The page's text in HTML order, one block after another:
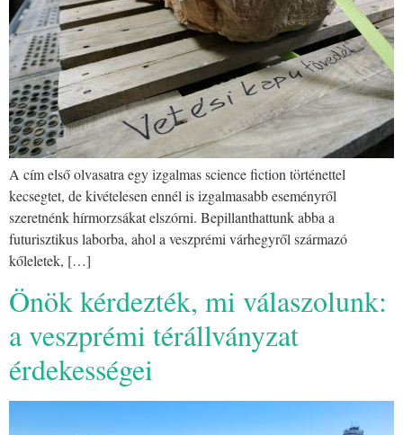
A cím első olvasatra egy izgalmas science fiction történettel
kecsegtet, de kivételesen ennél is izgalmasabb eseményről
szeretnénk hírmorzsákat elszórni. Bepillanthattunk abba a
futurisztikus laborba, ahol a veszprémi várhegyről származó
kőleletek, […]
Önök kérdezték, mi válaszolunk:
a veszprémi térállványzat
érdekességei